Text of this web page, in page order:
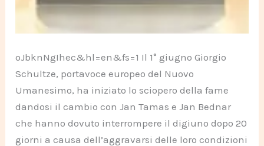
oJbknNgIhec&hl=en&fs=1 Il 1° giugno Giorgio
Schultze, portavoce europeo del Nuovo
Umanesimo, ha iniziato lo sciopero della fame
dandosi il cambio con Jan Tamas e Jan Bednar
che hanno dovuto interrompere il digiuno dopo 20
giorni a causa dell’aggravarsi delle loro condizioni